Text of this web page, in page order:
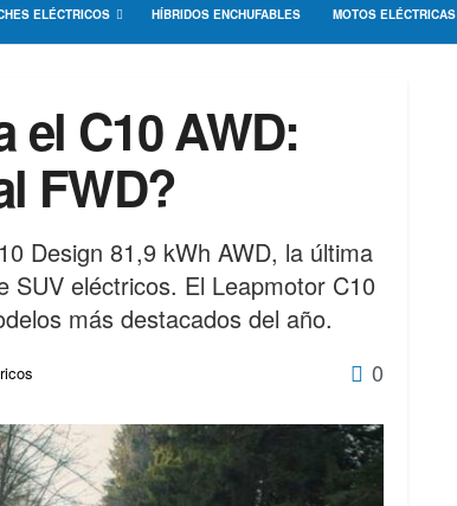
ELÉCTRICOS HÍBRIDOS ENCHUFABLES MOTOS ELÉCTRICAS
el C10 AWD:
FWD?
Design 81,9 kWh AWD, la última
SUV eléctricos. El Leapmotor C10
más destacados del año.
0